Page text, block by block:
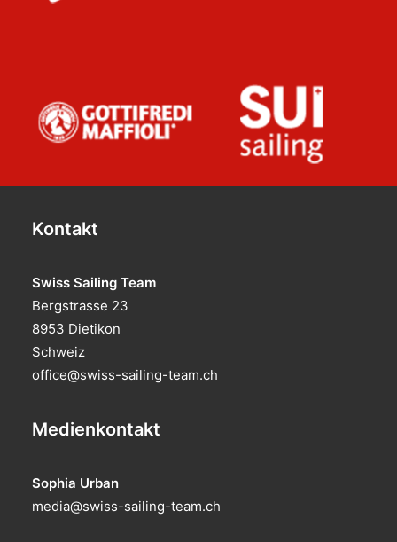
Kontakt
Swiss Sailing Team
Bergstrasse 23
8953 Dietikon
Schweiz
office@swiss-sailing-team.ch
Medienkontakt
Sophia Urban
media@swiss-sailing-team.ch